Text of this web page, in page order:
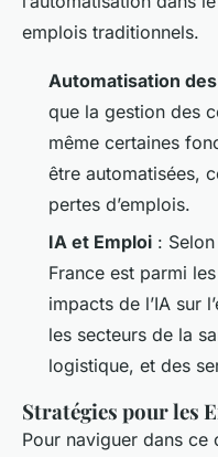
emplois traditionnels.
Automatisation
que la gestion des
même certaines
être automatisées,
pertes d’emplois.
IA et Emploi :
France est parmi
impacts de l’IA sur
les secteurs de la
logistique, et des
Stratégies pour les
Pour naviguer dans